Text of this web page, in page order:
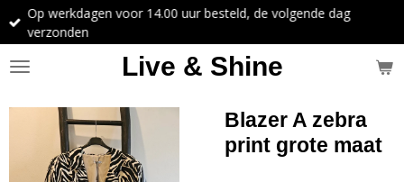
Ga
direct
de
Live & Shine
Op werkdagen voor 14.00 uur besteld, de volgende dag
verzonden
Blazer A zebra
print grote maat